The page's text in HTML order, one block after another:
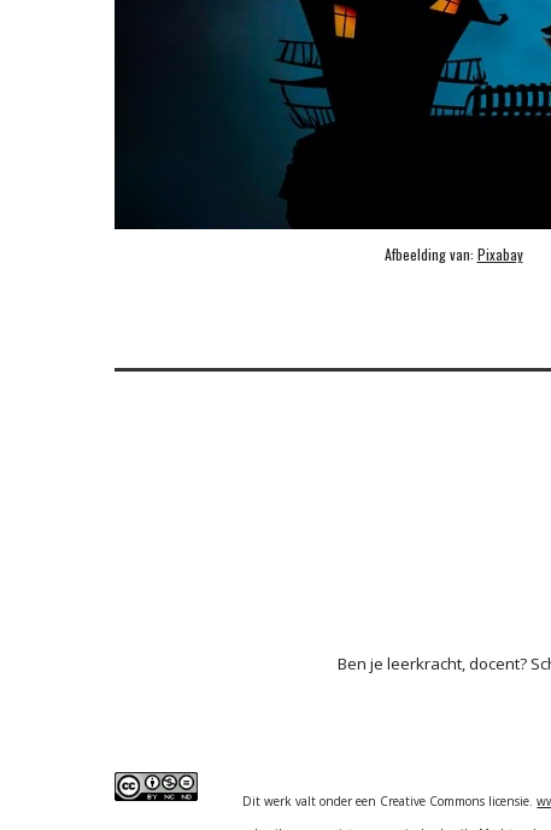
Afbeelding van: Pixabay
Ben je leerkracht, docent?
Dit werk valt onder een Creative Commons licensie.